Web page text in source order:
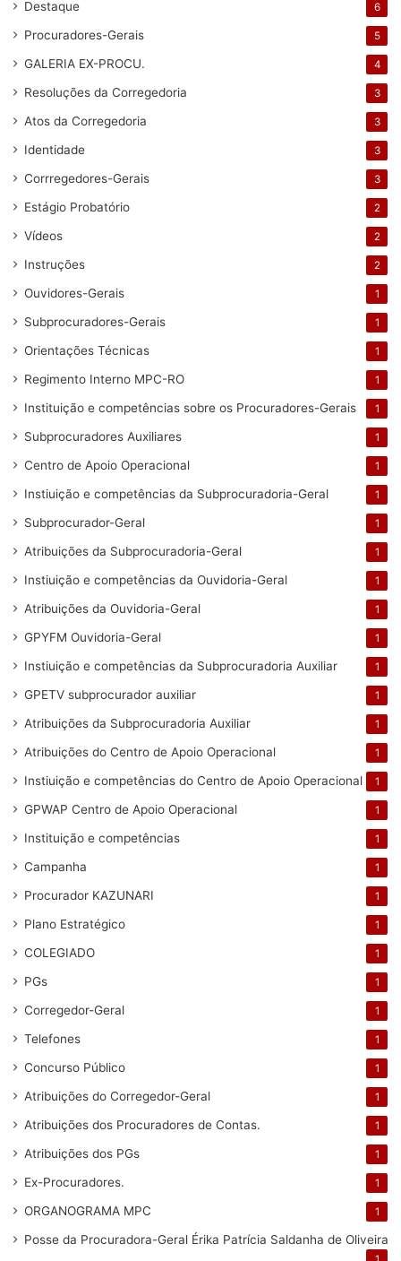
Destaque 6
Procuradores-Gerais 5
GALERIA EX-PROCU. 4
Resoluções da Corregedoria 3
Atos da Corregedoria 3
Identidade 3
Corrregedores-Gerais 3
Estágio Probatório 2
Vídeos 2
Instruções 2
Ouvidores-Gerais 1
Subprocuradores-Gerais 1
Orientações Técnicas 1
Regimento Interno MPC-RO 1
Instituição e competências sobre os Procuradores-Gerais 1
Subprocuradores Auxiliares 1
Centro de Apoio Operacional 1
Instiuição e competências da Subprocuradoria-Geral 1
Subprocurador-Geral 1
Atribuições da Subprocuradoria-Geral 1
Instiuição e competências da Ouvidoria-Geral 1
Atribuições da Ouvidoria-Geral 1
GPYFM Ouvidoria-Geral 1
Instiuição e competências da Subprocuradoria Auxiliar 1
GPETV subprocurador auxiliar 1
Atribuições da Subprocuradoria Auxiliar 1
Atribuições do Centro de Apoio Operacional 1
Instiuição e competências do Centro de Apoio Operacional 1
GPWAP Centro de Apoio Operacional 1
Instituição e competências 1
Campanha 1
Procurador KAZUNARI 1
Plano Estratégico 1
COLEGIADO 1
PGs 1
Corregedor-Geral 1
Telefones 1
Concurso Público 1
Atribuições do Corregedor-Geral 1
Atribuições dos Procuradores de Contas. 1
Atribuições dos PGs 1
Ex-Procuradores. 1
ORGANOGRAMA MPC 1
Posse da Procuradora-Geral Érika Patrícia Saldanha de Oliveira